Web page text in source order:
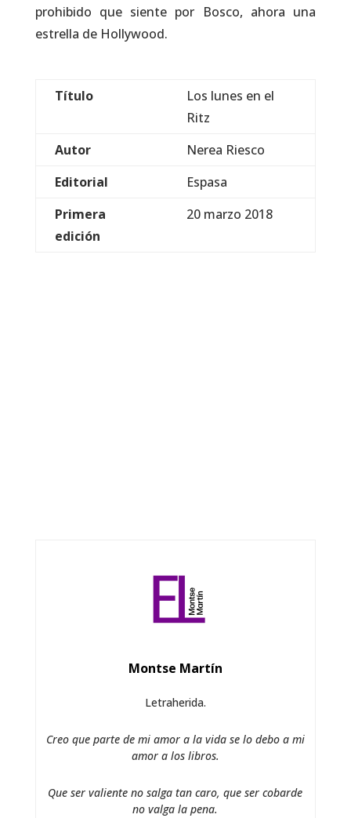
prohibido que siente por Bosco, ahora una
estrella de Hollywood.
Título
Los lunes en el
Ritz
Autor
Nerea Riesco
Editorial
Espasa
Primera
edición
20 marzo 2018
Montse Martín
Letraherida.
Creo que parte de mi amor a la vida se lo debo a mi
amor a los libros.
Que ser valiente no salga tan caro, que ser cobarde
no valga la pena.